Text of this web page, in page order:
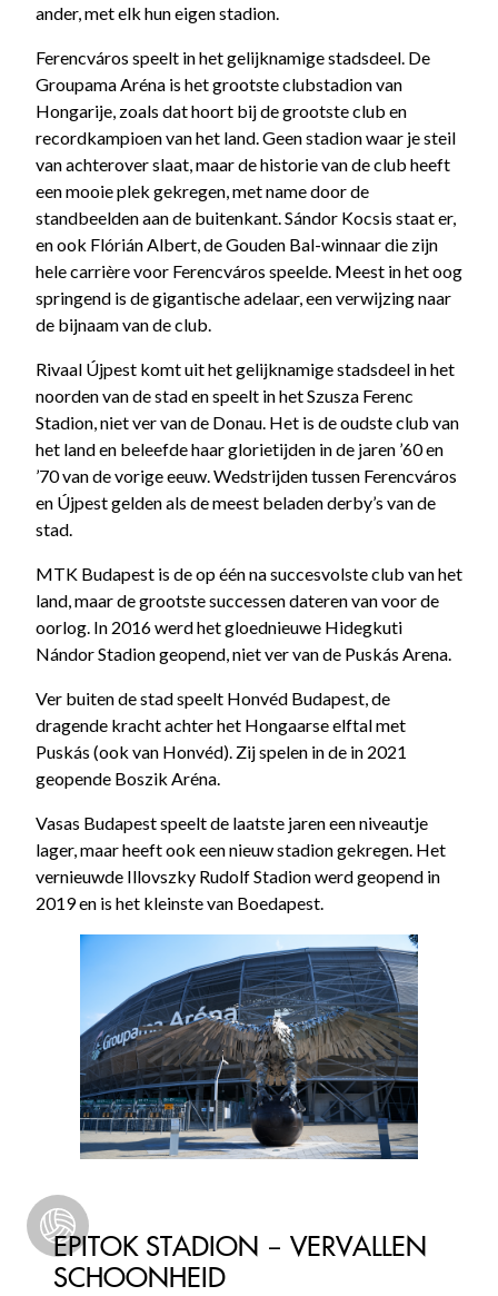
ander, met elk hun eigen stadion.
Ferencváros speelt in het gelijknamige stadsdeel. De
Groupama Aréna is het grootste clubstadion van
Hongarije, zoals dat hoort bij de grootste club en
recordkampioen van het land. Geen stadion waar je steil
van achterover slaat, maar de historie van de club heeft
een mooie plek gekregen, met name door de
standbeelden aan de buitenkant. Sándor Kocsis staat er,
en ook Flórián Albert, de Gouden Bal-winnaar die zijn
hele carrière voor Ferencváros speelde. Meest in het oog
springend is de gigantische adelaar, een verwijzing naar
de bijnaam van de club.
Rivaal Újpest komt uit het gelijknamige stadsdeel in het
noorden van de stad en speelt in het Szusza Ferenc
Stadion, niet ver van de Donau. Het is de oudste club van
het land en beleefde haar glorietijden in de jaren ’60 en
’70 van de vorige eeuw. Wedstrijden tussen Ferencváros
en Újpest gelden als de meest beladen derby’s van de
stad.
MTK Budapest is de op één na succesvolste club van het
land, maar de grootste successen dateren van voor de
oorlog. In 2016 werd het gloednieuwe Hidegkuti
Nándor Stadion geopend, niet ver van de Puskás Arena.
Ver buiten de stad speelt Honvéd Budapest, de
dragende kracht achter het Hongaarse elftal met
Puskás (ook van Honvéd). Zij spelen in de in 2021
geopende Boszik Aréna.
Vasas Budapest speelt de laatste jaren een niveautje
lager, maar heeft ook een nieuw stadion gekregen. Het
vernieuwde Illovszky Rudolf Stadion werd geopend in
2019 en is het kleinste van Boedapest.
EPITOK STADION – VERVALLEN
SCHOONHEID